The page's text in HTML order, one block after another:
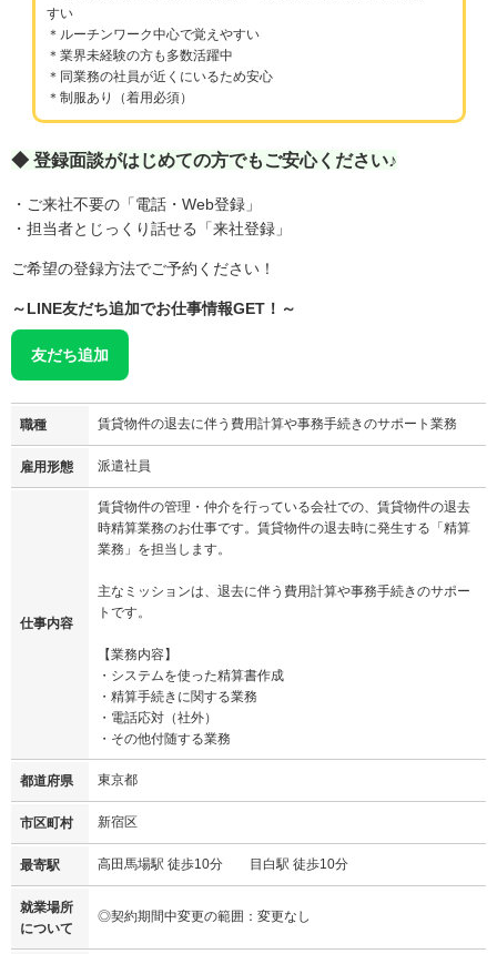
すい
＊ルーチンワーク中心で覚えやすい
＊業界未経験の方も多数活躍中
＊同業務の社員が近くにいるため安心
＊制服あり（着用必須）
◆ 登録面談がはじめての方でもご安心ください♪
・ご来社不要の「電話・Web登録」
・担当者とじっくり話せる「来社登録」
ご希望の登録方法でご予約ください！
～LINE友だち追加でお仕事情報GET！～
友だち追加
職種 賃貸物件の退去に伴う費用計算や事務手続きのサポート業務
雇用形態 派遣社員
仕事内容
賃貸物件の管理・仲介を行っている会社での、賃貸物件の退去
時精算業務のお仕事です。賃貸物件の退去時に発生する「精算
業務」を担当します。
主なミッションは、退去に伴う費用計算や事務手続きのサポー
トです。
【業務内容】
・システムを使った精算書作成
・精算手続きに関する業務
・電話応対（社外）
・その他付随する業務
都道府県 東京都
市区町村 新宿区
最寄駅 高田馬場駅 徒歩10分 目白駅 徒歩10分
就業場所
について
◎契約期間中変更の範囲：変更なし